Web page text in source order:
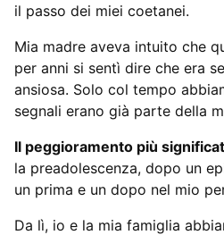
il passo dei miei coetanei.
Mia madre aveva intuito che
per anni si sentì dire che era
ansiosa. Solo col tempo
segnali erano già parte della
Il peggioramento più
la preadolescenza, dopo un
un prima e un dopo nel mio
Da lì, io e la mia famiglia